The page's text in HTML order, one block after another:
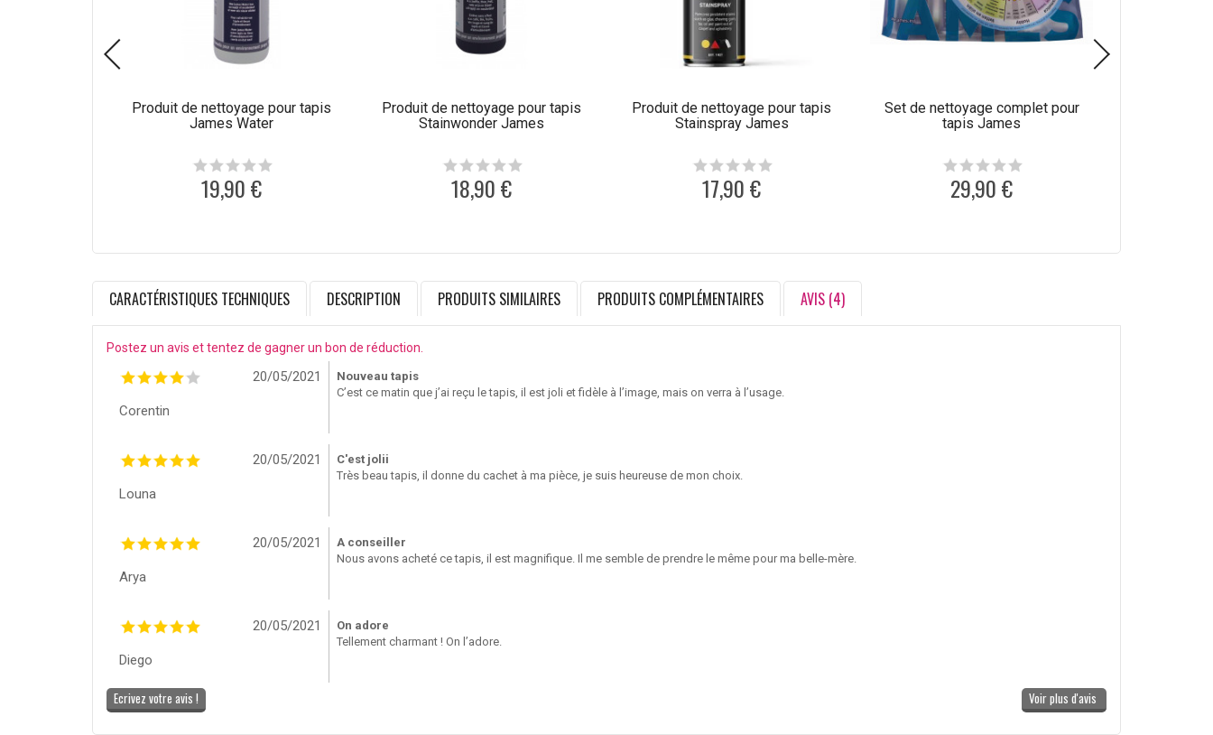
Produit de nettoyage pour tapis
James Water
19,90 €
Produit de nettoyage pour tapis
Stainwonder James
18,90 €
Produit de nettoyage pour tapis
Stainspray James
17,90 €
Set de nettoyage complet pour
tapis James
29,90 €
CARACTÉRISTIQUES TECHNIQUES DESCRIPTION PRODUITS SIMILAIRES PRODUITS COMPLÉMENTAIRES AVIS (4)
Postez un avis et tentez de gagner un bon de réduction.
20/05/2021
Corentin
Nouveau tapis
C’est ce matin que j’ai reçu le tapis, il est joli et fidèle à l’image, mais on verra à l’usage.
20/05/2021
Louna
C'est jolii
Très beau tapis, il donne du cachet à ma pièce, je suis heureuse de mon choix.
20/05/2021
Arya
A conseiller
Nous avons acheté ce tapis, il est magnifique. Il me semble de prendre le même pour ma belle-mère.
20/05/2021
Diego
On adore
Tellement charmant ! On l’adore.
Ecrivez votre avis ! Voir plus d'avis